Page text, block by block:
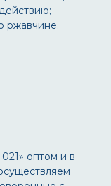
ржавчине.
оптом и в